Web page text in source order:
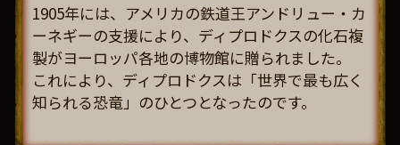
1905年には、アメリカの鉄道王アンドリュー・カ
ーネギーの支援により、ディプロドクスの化石複
製がヨーロッパ各地の博物館に贈られました。
これにより、ディプロドクスは「世界で最も広く
知られる恐竜」のひとつとなったのです。